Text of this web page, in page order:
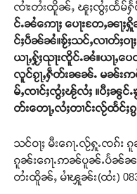
ၸၢႆးတႆးထိူၼ်ႇ ၽူႈၸွႆႈထႅမ်ႁႅင်
င်ႉၼႆဢေႃႈ ပေႃးတႄႇၼႃ
င်ႈပဵၼ်ၼႆ။ၶႂ်ႈသင်ႇလၢတ်ႈဝႃႈ
ယႃႇႁႂ်ႈၺႃးၸိူင်ႉၼႆ။ယႃ
လူင်ၵႂႃႇႁဵတ်းၼၼ်ႉ မၼ်းဢ
မ်ႇၸၢင်ႈၸွႆႈၽႂ်လႆႈ ။ပီႈၼွင်ႉ
တ်းတေႃႇလႆႈတၢင်းလႂ်ထႅင်ႈ
သင်ဝႃႈ မီးၵေႃႉလႂ်ႁူႉၸၵ်
ၵူၼ်းၵေႃႉဢၼ်ပူၼ်ႉပႅၼ်ၼၼ်
တႆးထိူၼ်ႇ မၢႆၾူၼ်း(ထႆး) 083